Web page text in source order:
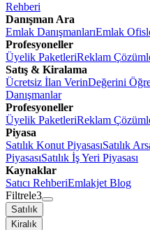
Rehberi
Danışman Ara
Emlak DanışmanlarıEmlak
Profesyoneller
Üyelik PaketleriReklam
Satış & Kiralama
Ücretsiz İlan VerinDeğerini
Danışmanlar
Profesyoneller
Üyelik PaketleriReklam
Piyasa
Satılık Konut PiyasasıSatılık
PiyasasıSatılık İş Yeri Piyasası
Kaynaklar
Satıcı RehberiEmlakjet Blog
Filtrele3
Satılık
Kiralık